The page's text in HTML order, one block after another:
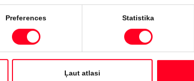
Preferences Statistika
Ļaut atlasi
Proace City
1.5 D-4D M/T (Priekšējā piedziņa) (75 kW)
no € 22 700 € 25 150
Manuālā